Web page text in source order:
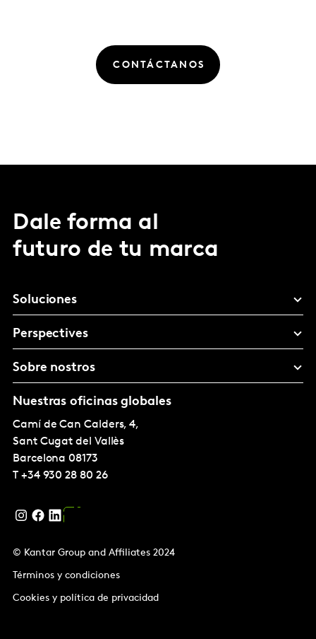
CONTÁCTANOS
Dale forma al
futuro de tu marca
Soluciones
Perspectives
Sobre nostros
Nuestras oficinas globales
Camí de Can Calders, 4,
Sant Cugat del Vallès
Barcelona 08173
T +34 930 28 80 26
© Kantar Group and Affiliates 2024
Términos y condiciones
Cookies y política de privacidad